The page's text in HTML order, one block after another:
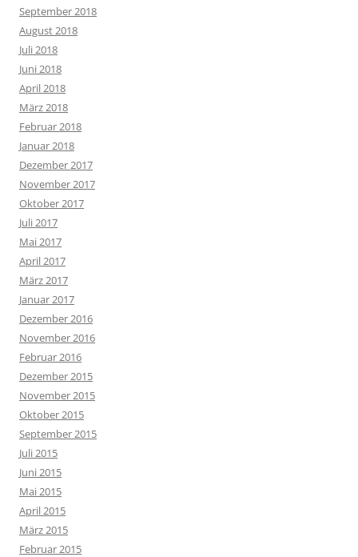
September 2018
August 2018
Juli 2018
Juni 2018
April 2018
März 2018
Februar 2018
Januar 2018
Dezember 2017
November 2017
Oktober 2017
Juli 2017
Mai 2017
April 2017
März 2017
Januar 2017
Dezember 2016
November 2016
Februar 2016
Dezember 2015
November 2015
Oktober 2015
September 2015
Juli 2015
Juni 2015
Mai 2015
April 2015
März 2015
Februar 2015